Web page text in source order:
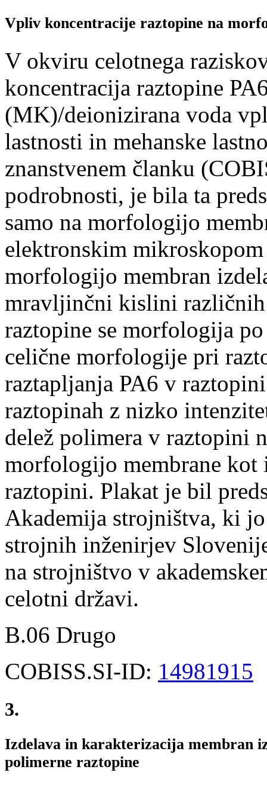
Vpliv koncentracije raztopine na
V okviru celotnega
koncentracija raztopine
(MK)/deionizirana voda
lastnosti in mehanske
znanstvenem članku
podrobnosti, je bila ta
samo na morfologijo
elektronskim
morfologijo membran
mravljinčni kislini različnih
raztopine se morfologija
celične morfologije pri
raztapljanja PA6 v
raztopinah z nizko
delež polimera v raztopini
morfologijo membrane kot
raztopini. Plakat je bil
Akademija strojništva, ki
strojnih inženirjev
na strojništvo v
celotni državi.
B.06 Drugo
COBISS.SI-ID: 14981915
3.
Izdelava in karakterizacija membran
polimerne raztopine